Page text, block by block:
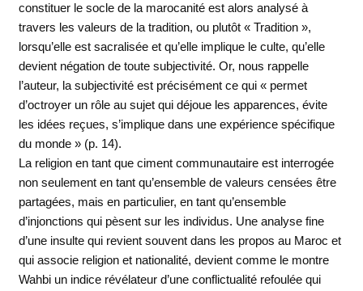
constituer le socle de la marocanité est alors analysé à
travers les valeurs de la tradition, ou plutôt « Tradition »,
lorsqu’elle est sacralisée et qu’elle implique le culte, qu’elle
devient négation de toute subjectivité. Or, nous rappelle
l’auteur, la subjectivité est précisément ce qui « permet
d’octroyer un rôle au sujet qui déjoue les apparences, évite
les idées reçues, s’implique dans une expérience spécifique
du monde » (p. 14).
La religion en tant que ciment communautaire est interrogée
non seulement en tant qu’ensemble de valeurs censées être
partagées, mais en particulier, en tant qu’ensemble
d’injonctions qui pèsent sur les individus. Une analyse fine
d’une insulte qui revient souvent dans les propos au Maroc et
qui associe religion et nationalité, devient comme le montre
Wahbi un indice révélateur d’une conflictualité refoulée qui